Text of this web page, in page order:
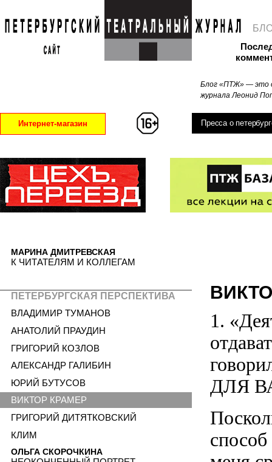
Блог «ПТЖ» — это
журнала Леонид
Интернет-магазин Пресса о
1.
ДЛЯ
МАРИНА ДМИТРЕВСКАЯ
К ЧИТАТЕЛЯМ И КОЛЛЕГАМ
ПЕТЕРБУРГСКАЯ ПЕРСПЕКТИВА
ВЛАДИМИР ТУМАНОВ
АНАТОЛИЙ ПРАУДИН
ГРИГОРИЙ КОЗЛОВ
АЛЕКСАНДР ГАЛИБИН
ЮРИЙ БУТУСОВ
ВИКТОР КРАМЕР
ГРИГОРИЙ ДИТЯТКОВСКИЙ
КЛИМ
ОЛЬГА СКОРОЧКИНА